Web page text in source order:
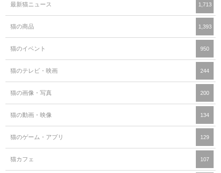
最新猫ニュース 1,713
猫の商品 1,393
猫のイベント 950
猫のテレビ・映画 244
猫の画像・写真 200
猫の動画・映像 134
猫のゲーム・アプリ 129
猫カフェ 107